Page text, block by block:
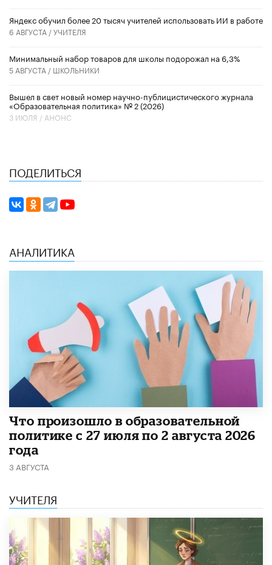
​Яндекс обучил более 20 тысяч учителей использовать ИИ в работе
6 АВГУСТА /УЧИТЕЛЯ
Минимальный набор товаров для школы подорожал на 6,3%
5 АВГУСТА / ШКОЛЬНИКИ
Вышел в свет новый номер научно-публицистического журнала
«Образовательная политика» № 2 (2026)
3 ИЮЛЯ / АНОНС
ПОДЕЛИТЬСЯ
АНАЛИТИКА
​Что произошло в образовательной
политике с 27 июля по 2 августа 2026
года
3 АВГУСТА
УЧИТЕЛЯ